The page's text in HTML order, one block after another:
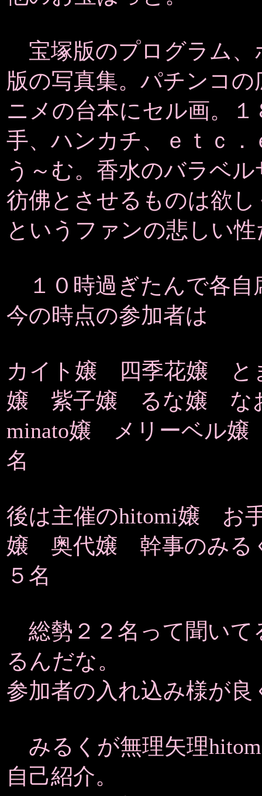
宝塚版のプログラム、
版の写真集。パチンコの
ニメの台本にセル画。
手、ハンカチ、ｅｔｃ．
う～む。香水のバラベ
彷佛とさせるものは欲し
というファンの悲しい
１０時過ぎたんで各自
今の時点の参加者は
カイト嬢 四季花嬢 と
嬢 紫子嬢 るな嬢 な
minato嬢 メリーベル
名
後は主催のhitomi嬢 お
嬢 奥代嬢 幹事のみる
５名
総勢２２名って聞いて
るんだな。
参加者の入れ込み様が
みるくが無理矢理
自己紹介。